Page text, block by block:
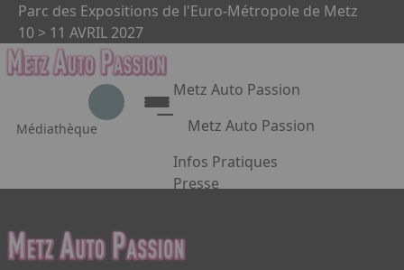
Aller au contenu principal
Parc des Expositions de l'Euro-Métropole de Metz
10 > 11 AVRIL 2027
Metz Auto Passion
Metz Auto Passion
Le rendez-vous des passionnés
d'automobile
Infos Pratiques
Presse
Médiathèque
Metz Auto Passion 2024
Panneau de gestion des cookies